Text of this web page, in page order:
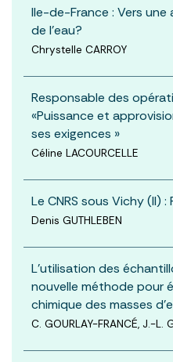
Ile-de-France : Vers
de l'eau?
Chrystelle CARROY
Responsable des
«Puissance et
ses exigences »
Céline LACOURCELLE
Le CNRS sous Vichy (II)
Denis GUTHLEBEN
L’utilisation des
nouvelle méthode pour
chimique des masses
C. GOURLAY-FRANCÉ, J.-L.